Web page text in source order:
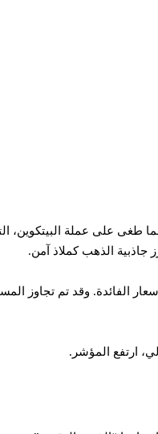
جاذبية الذهب كملاذ آمن.
يقترب من خفض أسعار الفائدة. وقد تم
ارتفع المؤشر.